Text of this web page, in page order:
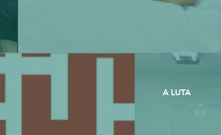
A LUTA